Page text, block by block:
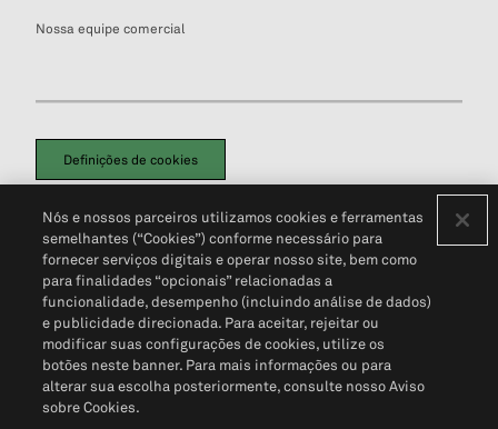
Nossa equipe comercial
Definições de cookies
Política de PrivacidadePortal de privacidade do cliente (em inglês)
Não Venda Minhas Informações Pessoais© 2026 S&P Global
Nós e nossos parceiros utilizamos cookies e ferramentas
semelhantes (“Cookies”) conforme necessário para
fornecer serviços digitais e operar nosso site, bem como
para finalidades “opcionais” relacionadas a
funcionalidade, desempenho (incluindo análise de dados)
e publicidade direcionada. Para aceitar, rejeitar ou
modificar suas configurações de cookies, utilize os
botões neste banner. Para mais informações ou para
alterar sua escolha posteriormente, consulte nosso Aviso
sobre Cookies.